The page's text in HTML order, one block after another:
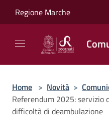
Regione Marche
Home > Novità >
Referendum 2025:
difficoltà di deambulazione